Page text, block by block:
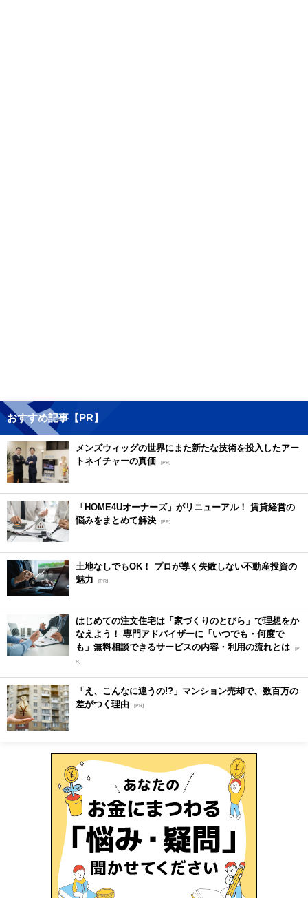
おすすめ記事【PR】
メンズウィッグの世界にまた新たな技術を投入したアー
トネイチャーの真価 [PR]
「HOME4Uオーナーズ」がリニューアル！ 賃貸経営の
悩みをまとめて解決 [PR]
土地なしでもOK！ プロが導く失敗しない不動産投資の
魅力
[PR]
はじめての注文住宅は「家づくりのとびら」で理想をか
なえよう！ 専門アドバイザーに「いつでも・何度で
も」無料相談できるサービスの内容・利用の流れとは [P
R]
「え、こんなに違うの!?」マンション売却で、数百万の
差がつく理由 [PR]